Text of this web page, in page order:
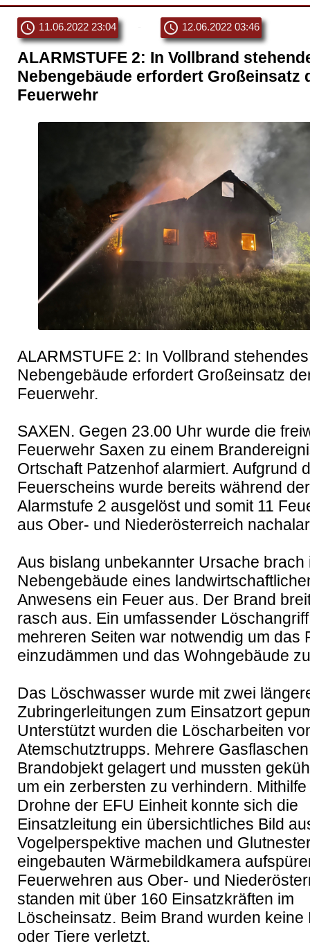
schedule 11.06.2022 23:04 schedule 12.06.2022 03:46
ALARMSTUFE 2: In Vollbrand
Nebengebäude erfordert Großeinsatz
Feuerwehr
ALARMSTUFE 2: In Vollbrand stehendes
Nebengebäude erfordert Großeinsatz
Feuerwehr.
SAXEN. Gegen 23.00 Uhr wurde die
Feuerwehr Saxen zu einem
Ortschaft Patzenhof alarmiert. Aufgrund
Feuerscheins wurde bereits während
Alarmstufe 2 ausgelöst und somit 11
aus Ober- und Niederösterreich
Aus bislang unbekannter Ursache brach
Nebengebäude eines
Anwesens ein Feuer aus. Der Brand
rasch aus. Ein umfassender
mehreren Seiten war notwendig um das
einzudämmen und das Wohngebäude
Das Löschwasser wurde mit zwei
Zubringerleitungen zum Einsatzort
Unterstützt wurden die Löscharbeiten
Atemschutztrupps. Mehrere
Brandobjekt gelagert und mussten
um ein zerbersten zu verhindern.
Drohne der EFU Einheit konnte sich die
Einsatzleitung ein übersichtliches Bild
Vogelperspektive machen und
eingebauten Wärmebildkamera
Feuerwehren aus Ober- und
standen mit über 160 Einsatzkräften im
Löscheinsatz. Beim Brand wurden keine
oder Tiere verletzt.